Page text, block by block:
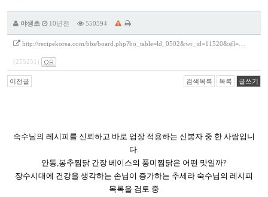
야생초 10년전 550594
http://recipekorea.com/bbs/board.php?bo_table=ld_0502&wr_id=11520&sfl=…
(255251)
이전글 검색목록 목록 글쓰기
숙수님의 레시피를 신뢰하고 바로 업장 적용하는 신봉자 중 한 사람입니
다.
안동,봉추찜닭 간장 베이스의 풍미찜닭은 어떤 맛일까?
장수시대에 건강을 생각하는 손님이 증가하는 추세라 숙수님의 레시피
목록을 검토 중